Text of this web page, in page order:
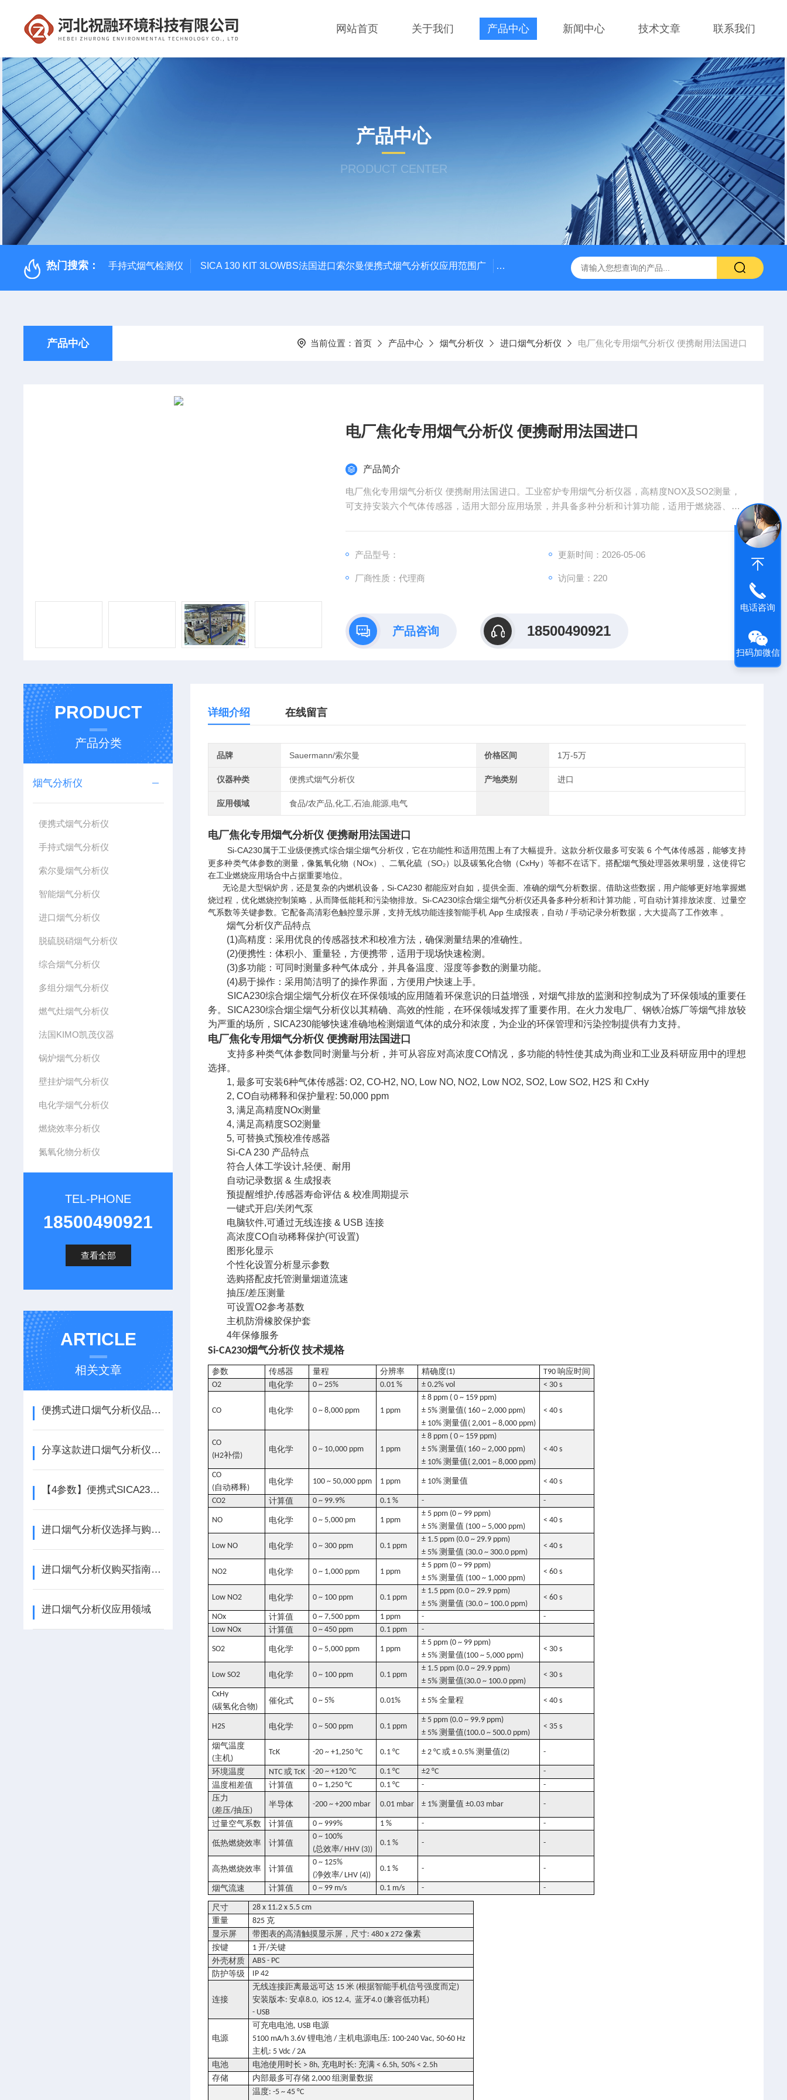
网站首页 关于我们 产品中心 新闻中心 技术文章 联系我们
产品中心
PRODUCT CENTER
热门搜索： 手持式烟气检测仪 SICA 130 KIT 3LOWBS法国进口索尔曼便携式烟气分析仪应用范围广 氮气烟气分析仪 烟尘烟气分析仪 便携式高精准法国进口品牌
产品中心 当前位置： 首页 产品中心 烟气分析仪 进口烟气分析仪 电厂焦化专用烟气分析仪 便携耐用法国进口
电厂焦化专用烟气分析仪 便携耐用法国进口
产品简介
电厂焦化专用烟气分析仪 便携耐用法国进口。工业窑炉专用烟气分析仪器，高精度NOX及SO2测量，
可支持安装六个气体传感器，适用大部分应用场景，并具备多种分析和计算功能，适用于燃烧器、锅
产品型号： 更新时间：2026-05-06
厂商性质：代理商 访问量：220
产品咨询 18500490921
PRODUCT
产品分类
烟气分析仪
便携式烟气分析仪
手持式烟气分析仪
索尔曼烟气分析仪
智能烟气分析仪
进口烟气分析仪
脱硫脱硝烟气分析仪
综合烟气分析仪
多组分烟气分析仪
燃气灶烟气分析仪
法国KIMO凯茂仪器
锅炉烟气分析仪
壁挂炉烟气分析仪
电化学烟气分析仪
燃烧效率分析仪
氮氧化物分析仪
TEL-PHONE
18500490921
查看全部
ARTICLE
相关文章
便携式进口烟气分析仪品牌推荐
分享这款进口烟气分析仪的特点
【4参数】便携式SICA230进口烟气分析仪 高精度NOX/SO2测量
进口烟气分析仪选择与购买建议
进口烟气分析仪购买指南及价格
进口烟气分析仪应用领域
详细介绍 在线留言
品牌 Sauermann/索尔曼 价格区间 1万-5万
仪器种类 便携式烟气分析仪 产地类别 进口
应用领域 食品/农产品,化工,石油,能源,电气
电厂焦化专用烟气分析仪 便携耐用法国进口
Si-CA230属于工业级便携式综合烟尘烟气分析仪，它在功能性和适用范围上有了大幅提升。这款分析仪最多可安装 6 个气体传感器，能够支持
更多种类气体参数的测量，像氮氧化物（NOx）、二氧化硫（SO₂）以及碳氢化合物（CxHy）等都不在话下。搭配烟气预处理器效果明显，这使得它
在工业燃烧应用场合中占据重要地位。
无论是大型锅炉房，还是复杂的内燃机设备，Si-CA230 都能应对自如，提供全面、准确的烟气分析数据。借助这些数据，用户能够更好地掌握燃
烧过程，优化燃烧控制策略，从而降低能耗和污染物排放。Si-CA230综合烟尘烟气分析仪还具备多种分析和计算功能，可自动计算排放浓度、过量空
气系数等关键参数。它配备高清彩色触控显示屏，支持无线功能连接智能手机 App 生成报表，自动 / 手动记录分析数据，大大提高了工作效率 。
烟气分析仪产品特点
(1)高精度：采用优良的传感器技术和校准方法，确保测量结果的准确性。
(2)便携性：体积小、重量轻，方便携带，适用于现场快速检测。
(3)多功能：可同时测量多种气体成分，并具备温度、湿度等参数的测量功能。
(4)易于操作：采用简洁明了的操作界面，方便用户快速上手。
SICA230综合烟尘烟气分析仪在环保领域的应用随着环保意识的日益增强，对烟气排放的监测和控制成为了环保领域的重要任
务。SICA230综合烟尘烟气分析仪以其精确、高效的性能，在环保领域发挥了重要作用。在火力发电厂、钢铁冶炼厂等烟气排放较
为严重的场所，SICA230能够快速准确地检测烟道气体的成分和浓度，为企业的环保管理和污染控制提供有力支持。
电厂焦化专用烟气分析仪 便携耐用法国进口
支持多种类气体参数同时测量与分析，并可从容应对高浓度CO情况，多功能的特性使其成为商业和工业及科研应用中的理想
选择。
1, 最多可安装6种气体传感器: O2, CO-H2, NO, Low NO, NO2, Low NO2, SO2, Low SO2, H2S 和 CxHy
2, CO自动稀释和保护量程: 50,000 ppm
3, 满足高精度NOx测量
4, 满足高精度SO2测量
5, 可替换式预校准传感器
Si-CA 230 产品特点
符合人体工学设计,轻便、耐用
自动记录数据 & 生成报表
预提醒维护,传感器寿命评估 & 校准周期提示
一键式开启/关闭气泵
电脑软件,可通过无线连接 & USB 连接
高浓度CO自动稀释保护(可设置)
图形化显示
个性化设置分析显示参数
选购搭配皮托管测量烟道流速
抽压/差压测量
可设置O2参考基数
主机防滑橡胶保护套
4年保修服务
Si-CA230烟气分析仪 技术规格
参数 传感器 量程 分辨率 精确度(1) T90响应时间
O2
电化学 0 ~ 25% 0.01 % ± 0.2% vol < 30 s
CO 电化学 0 ~ 8,000 ppm 1 ppm
± 8 ppm ( 0 ~ 159 ppm)
± 5%测量值( 160 ~ 2,000 ppm)
± 10%测量值( 2,001 ~ 8,000 ppm)
< 40 s
CO
(H2补偿)
电化学 0 ~ 10,000 ppm 1 ppm
± 8 ppm ( 0 ~ 159 ppm)
± 5%测量值( 160 ~ 2,000 ppm)
± 10%测量值( 2,001 ~ 8,000 ppm)
< 40 s
CO
(自动稀释)
电化学 100 ~ 50,000 ppm 1 ppm ± 10%测量值 < 40 s
CO2 计算值 0 ~ 99.9% 0.1 % - -
NO 电化学 0 ~ 5,000 pm 1 ppm
± 5 ppm (0 ~ 99 ppm)
± 5%测量值 (100 ~ 5,000 ppm)
< 40 s
Low NO 电化学 0 ~ 300 ppm 0.1 ppm
± 1.5 ppm (0.0 ~ 29.9 ppm)
± 5%测量值 (30.0 ~ 300.0 ppm)
< 40 s
NO2 电化学 0 ~ 1,000 ppm 1 ppm
± 5 ppm (0 ~ 99 ppm)
± 5%测量值 (100 ~ 1,000 ppm)
< 60 s
Low NO2 电化学 0 ~ 100 ppm 0.1 ppm
± 1.5 ppm (0.0 ~ 29.9 ppm)
± 5%测量值 (30.0 ~ 100.0 ppm)
< 60 s
NOx 计算值 0 ~ 7,500 ppm 1 ppm -
-
Low NOx
计算值 0 ~ 450 ppm 0.1 ppm -
SO2 电化学 0 ~ 5,000 ppm 1 ppm
± 5 ppm (0 ~ 99 ppm)
± 5%测量值(100 ~ 5,000 ppm)
< 30 s
Low SO2 电化学 0 ~ 100 ppm 0.1 ppm
± 1.5 ppm (0.0 ~ 29.9 ppm)
± 5%测量值(30.0 ~ 100.0 ppm)
< 30 s
CxHy
(碳氢化合物)
催化式 0 ~ 5% 0.01% ± 5%全量程 < 40 s
H2S 电化学 0 ~ 500 ppm 0.1 ppm
± 5 ppm (0.0 ~ 99.9 ppm)
± 5%测量值(100.0 ~ 500.0 ppm)
< 35 s
烟气温度
(主机)
TcK -20 ~ +1,250 °C 0.1 °C ± 2 °C或 ± 0.5%测量值(2) -
环境温度 NTC或 TcK -20 ~ +120 °C 0.1 °C ±2 °C
-
温度相差值
计算值 0 ~ 1,250 °C 0.1 °C -
-
压力
(差压/抽压)
半导体 -200 ~ +200 mbar 0.01 mbar ± 1%测量值 ±0.03 mbar -
过量空气系数 计算值 0 ~ 999% 1 % - -
低热燃烧效率 计算值
0 ~ 100%
(总效率/ HHV (3))
0.1 % - -
高热燃烧效率 计算值
0 ~ 125%
(净效率/ LHV (4))
0.1 % - -
烟气流速 计算值 0 ~ 99 m/s 0.1 m/s - -
尺寸
28 x 11.2 x 5.5 cm
重量
825 克
显示屏
带图表的高清触摸显示屏，尺寸: 480 x 272像素
按键
1开/关键
外壳材质
ABS - PC
防护等级
IP 42
连接
无线连接距离最远可达 15米 (根据智能手机信号强度而定)
安装版本:安卓8.0, iOS 12.4,蓝牙4.0 (兼容低功耗)
- USB
电源
可充电电池, USB 电源
5100 mA/h 3.6V锂电池 /主机电源电压: 100-240 Vac, 50-60 Hz
主机: 5 Vdc / 2A
电池
电池使用时长 > 8h, 充电时长: 充满 < 6.5h, 50% < 2.5h
存储
内部最多可存储 2,000组测量数据
温度: -5 ~ 45 °C
电话咨询
扫码加微信